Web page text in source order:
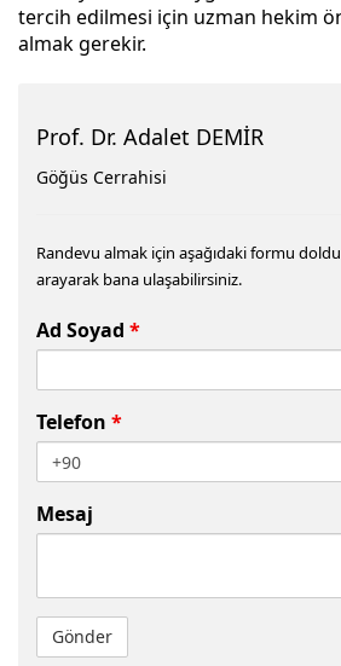
tercih edilmesi için uzman hekim
almak gerekir.
Prof. Dr. Adalet DEMİR
Göğüs Cerrahisi
Randevu almak için aşağıdaki formu
arayarak bana ulaşabilirsiniz.
Ad Soyad *
Telefon *
Mesaj